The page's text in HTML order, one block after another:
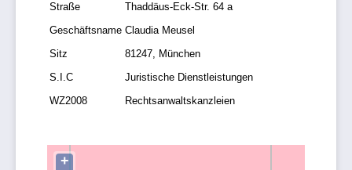
Straße
Thaddäus-Eck-Str. 64 a
Geschäftsname Claudia Meusel
Sitz
81247, München
S.I.C
Juristische Dienstleistungen
WZ2008
Rechtsanwaltskanzleien
+